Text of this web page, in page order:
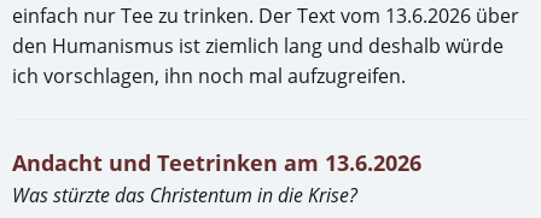
einfach nur Tee zu trinken. Der Text vom 13.6.2026 über
den Humanismus ist ziemlich lang und deshalb würde
ich vorschlagen, ihn noch mal aufzugreifen.
Andacht und Teetrinken am 13.6.2026
Was stürzte das Christentum in die Krise?